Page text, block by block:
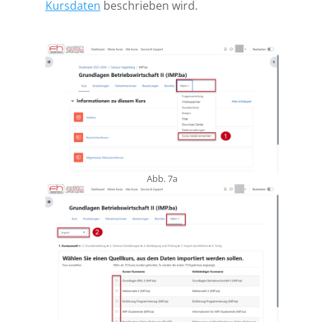
Kursdaten beschrieben wird.
Abb. 7a